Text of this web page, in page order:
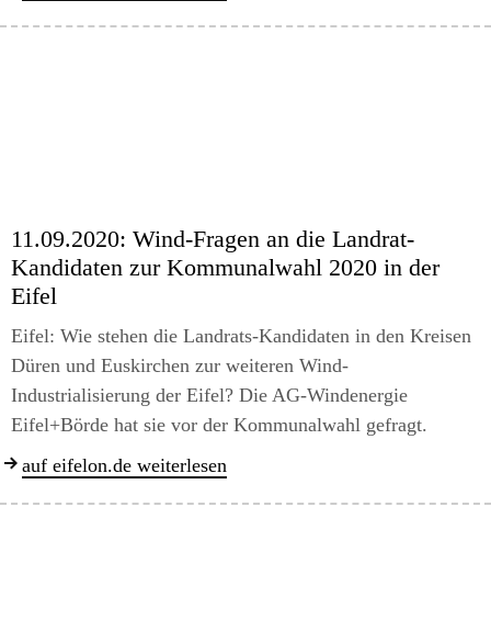
11.09.2020: Wind-Fragen an die Landrat-
Kandidaten zur Kommunalwahl 2020 in der
Eifel
Eifel: Wie stehen die Landrats-Kandidaten in den Kreisen
Düren und Euskirchen zur weiteren Wind-
Industrialisierung der Eifel? Die AG-Windenergie
Eifel+Börde hat sie vor der Kommunalwahl gefragt.
auf eifelon.de weiterlesen